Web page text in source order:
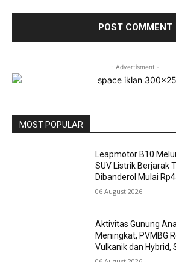
- Advertisment -
MOST POPULAR
Leapmotor B10
SUV Listrik Berjarak
Dibanderol Mulai
06 August 2026
Aktivitas Gunung
Meningkat, PVMBG
Vulkanik dan Hybrid,